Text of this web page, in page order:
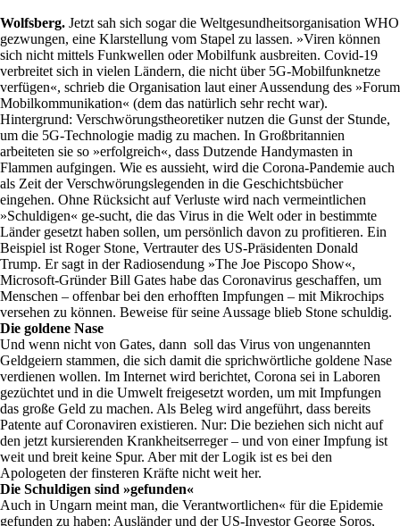
Wolfsberg. Jetzt sah sich sogar die Weltgesundheitsorganisation WHO
gezwungen, eine Klarstellung vom Stapel zu lassen. »Viren können
sich nicht mittels Funkwellen oder Mobilfunk ausbreiten. Covid-19
verbreitet sich in vielen Ländern, die nicht über 5G-Mobilfunknetze
verfügen«, schrieb die Organisation laut einer Aussendung des »Forum
Mobilkommunikation« (dem das natürlich sehr recht war).
Hintergrund: Verschwörungstheoretiker nutzen die Gunst der Stunde,
um die 5G-Technologie madig zu machen. In Großbritannien
arbeiteten sie so »erfolgreich«, dass Dutzende Handymasten in
Flammen aufgingen. Wie es aussieht, wird die Corona-Pandemie auch
als Zeit der Verschwörungslegenden in die Geschichtsbücher
eingehen. Ohne Rücksicht auf Verluste wird nach vermeintlichen
»Schuldigen« ge-sucht, die das Virus in die Welt oder in bestimmte
Länder gesetzt haben sollen, um persönlich davon zu profitieren. Ein
Beispiel ist Roger Stone, Vertrauter des US-Präsidenten Donald
Trump. Er sagt in der Radiosendung »The Joe Piscopo Show«,
Microsoft-Gründer Bill Gates habe das Coronavirus geschaffen, um
Menschen – offenbar bei den erhofften Impfungen – mit Mikrochips
versehen zu können. Beweise für seine Aussage blieb Stone schuldig.
Die goldene Nase
Und wenn nicht von Gates, dann soll das Virus von ungenannten
Geldgeiern stammen, die sich damit die sprichwörtliche goldene Nase
verdienen wollen. Im Internet wird berichtet, Corona sei in Laboren
gezüchtet und in die Umwelt freigesetzt worden, um mit Impfungen
das große Geld zu machen. Als Beleg wird angeführt, dass bereits
Patente auf Coronaviren existieren. Nur: Die beziehen sich nicht auf
den jetzt kursierenden Krankheitserreger – und von einer Impfung ist
weit und breit keine Spur. Aber mit der Logik ist es bei den
Apologeten der finsteren Kräfte nicht weit her.
Die Schuldigen sind »gefunden«
Auch in Ungarn meint man, die Verantwortlichen« für die Epidemie
gefunden zu haben: Ausländer und der US-Investor George Soros,